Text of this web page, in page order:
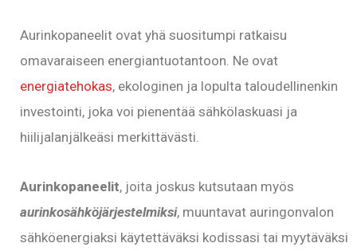
Aurinkopaneelit ovat yhä suositumpi ratkaisu
omavaraiseen energiantuotantoon. Ne ovat
energiatehokas, ekologinen ja lopulta taloudellinenkin
investointi, joka voi pienentää sähkölaskuasi ja
hiilijalanjälkeäsi merkittävästi.
Aurinkopaneelit, joita joskus kutsutaan myös
aurinkosähköjärjestelmiksi, muuntavat auringonvalon
sähköenergiaksi käytettäväksi kodissasi tai myytäväksi